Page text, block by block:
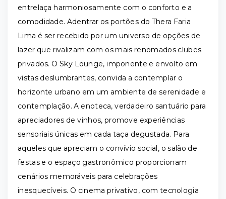
entrelaça harmoniosamente com o conforto e a
comodidade. Adentrar os portões do Thera Faria
Lima é ser recebido por um universo de opções de
lazer que rivalizam com os mais renomados clubes
privados. O Sky Lounge, imponente e envolto em
vistas deslumbrantes, convida a contemplar o
horizonte urbano em um ambiente de serenidade e
contemplação. A enoteca, verdadeiro santuário para
apreciadores de vinhos, promove experiências
sensoriais únicas em cada taça degustada. Para
aqueles que apreciam o convívio social, o salão de
festas e o espaço gastronômico proporcionam
cenários memoráveis para celebrações
inesquecíveis. O cinema privativo, com tecnologia